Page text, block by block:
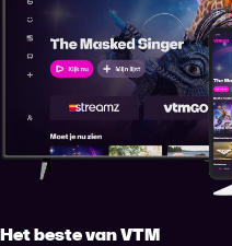
Het beste van VTM